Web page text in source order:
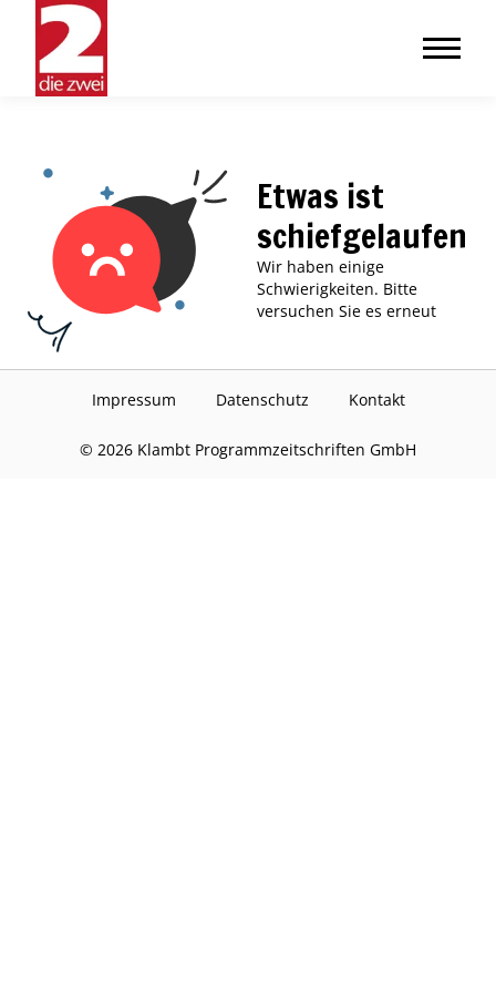
Etwas ist
schiefgelaufen
Wir haben einige
Schwierigkeiten. Bitte
versuchen Sie es erneut
Impressum Datenschutz Kontakt
© 2026 Klambt Programmzeitschriften GmbH